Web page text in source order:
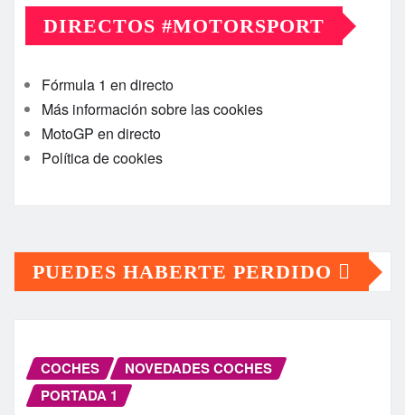
DIRECTOS #MOTORSPORT
Fórmula 1 en directo
Más información sobre las cookies
MotoGP en directo
Política de cookies
PUEDES HABERTE PERDIDO
COCHES
NOVEDADES COCHES
PORTADA 1